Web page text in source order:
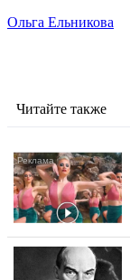
Ольга Ельникова
Читайте также